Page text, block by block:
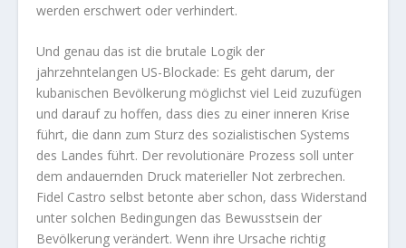
werden erschwert oder verhindert.
Und genau das ist die brutale Logik der
jahrzehntelangen US-Blockade: Es geht darum, der
kubanischen Bevölkerung möglichst viel Leid zuzufügen
und darauf zu hoffen, dass dies zu einer inneren Krise
führt, die dann zum Sturz des sozialistischen Systems
des Landes führt. Der revolutionäre Prozess soll unter
dem andauernden Druck materieller Not zerbrechen.
Fidel Castro selbst betonte aber schon, dass Widerstand
unter solchen Bedingungen das Bewusstsein der
Bevölkerung verändert. Wenn ihre Ursache richtig